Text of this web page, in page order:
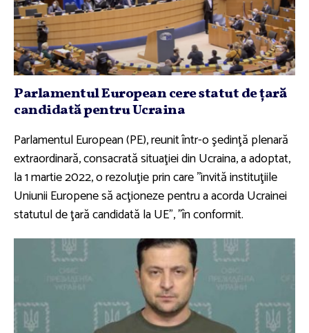
Parlamentul European cere statut de ţară
candidată pentru Ucraina
Parlamentul European (PE), reunit într-o şedinţă plenară
extraordinară, consacrată situaţiei din Ucraina, a adoptat,
la 1 martie 2022, o rezoluţie prin care ''invită instituţiile
Uniunii Europene să acţioneze pentru a acorda Ucrainei
statutul de ţară candidată la UE", "în conformit.